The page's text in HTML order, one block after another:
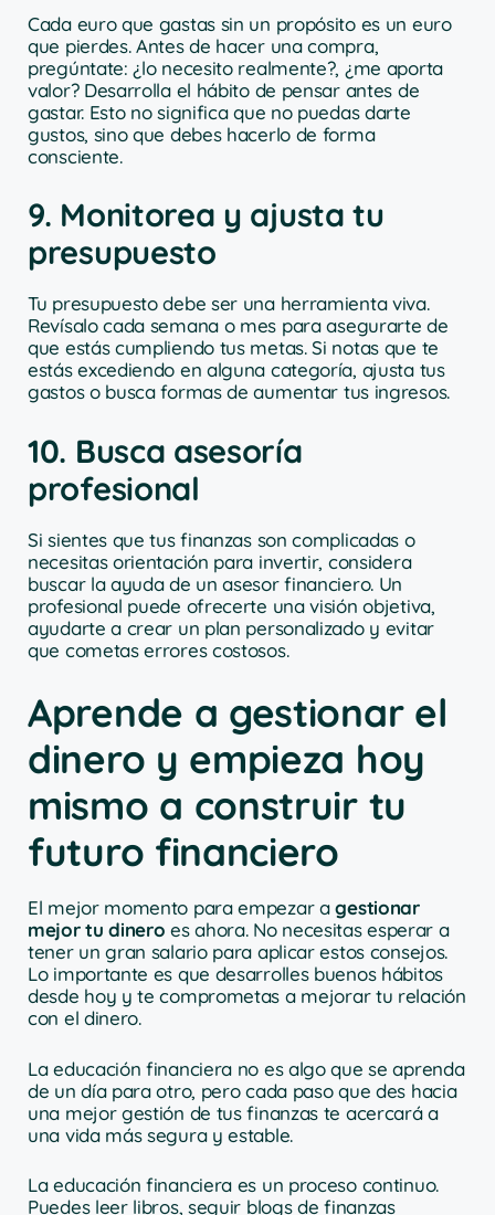
Cada euro que gastas sin un propósito es un euro
que pierdes. Antes de hacer una compra,
pregúntate: ¿lo necesito realmente?, ¿me aporta
valor? Desarrolla el hábito de pensar antes de
gastar. Esto no significa que no puedas darte
gustos, sino que debes hacerlo de forma
consciente.
9. Monitorea y ajusta tu
presupuesto
Tu presupuesto debe ser una herramienta viva.
Revísalo cada semana o mes para asegurarte de
que estás cumpliendo tus metas. Si notas que te
estás excediendo en alguna categoría, ajusta tus
gastos o busca formas de aumentar tus ingresos.
10. Busca asesoría
profesional
Si sientes que tus finanzas son complicadas o
necesitas orientación para invertir, considera
buscar la ayuda de un asesor financiero. Un
profesional puede ofrecerte una visión objetiva,
ayudarte a crear un plan personalizado y evitar
que cometas errores costosos.
Aprende a gestionar el
dinero y empieza hoy
mismo a construir tu
futuro financiero
El mejor momento para empezar agestionar
mejor tu dinero es ahora. No necesitas esperar a
tener un gran salario para aplicar estos consejos.
Lo importante es que desarrolles buenos hábitos
desde hoy y te comprometas a mejorar tu relación
con el dinero.
La educación financiera no es algo que se aprenda
de un día para otro, pero cada paso que des hacia
una mejor gestión de tus finanzas te acercará a
una vida más segura y estable.
La educación financiera es un proceso continuo.
Puedes leer libros, seguir blogs de finanzas